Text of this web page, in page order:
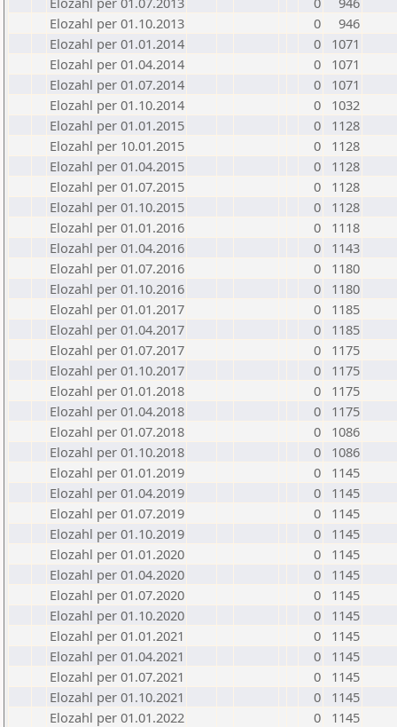
Elozahl per 01.10.2013
0
946
Elozahl per 01.01.2014
0
1071
Elozahl per 01.04.2014
0
1071
Elozahl per 01.07.2014
0
1071
Elozahl per 01.10.2014
0
1032
Elozahl per 01.01.2015
0
1128
Elozahl per 10.01.2015
0
1128
Elozahl per 01.04.2015
0
1128
Elozahl per 01.07.2015
0
1128
Elozahl per 01.10.2015
0
1128
Elozahl per 01.01.2016
0
1118
Elozahl per 01.04.2016
0
1143
Elozahl per 01.07.2016
0
1180
Elozahl per 01.10.2016
0
1180
Elozahl per 01.01.2017
0
1185
Elozahl per 01.04.2017
0
1185
Elozahl per 01.07.2017
0
1175
Elozahl per 01.10.2017
0
1175
Elozahl per 01.01.2018
0
1175
Elozahl per 01.04.2018
0
1175
Elozahl per 01.07.2018
0
1086
Elozahl per 01.10.2018
0
1086
Elozahl per 01.01.2019
0
1145
Elozahl per 01.04.2019
0
1145
Elozahl per 01.07.2019
0
1145
Elozahl per 01.10.2019
0
1145
Elozahl per 01.01.2020
0
1145
Elozahl per 01.04.2020
0
1145
Elozahl per 01.07.2020
0
1145
Elozahl per 01.10.2020
0
1145
Elozahl per 01.01.2021
0
1145
Elozahl per 01.04.2021
0
1145
Elozahl per 01.07.2021
0
1145
Elozahl per 01.10.2021
0
1145
Elozahl per 01.01.2022
0
1145